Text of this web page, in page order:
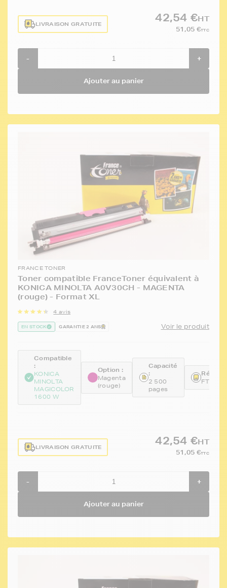
LIVRAISON GRATUITE
42,54 €HT
51,05 €TTC
- +
Ajouter au panier
FRANCE TONER
Toner compatible FranceToner équivalent à
KONICA MINOLTA A0V30CH - MAGENTA
(rouge) - Format XL
4 avis
EN STOCK GARANTIE 2 ANS Voir le produit
Compatible
:
KONICA
MINOLTA
MAGICOLOR
1600 W
Option :
Magenta
(rouge)
Capacité
:
2 500
pages
LIVRAISON GRATUITE
42,54 €HT
51,05 €TTC
- +
Ajouter au panier